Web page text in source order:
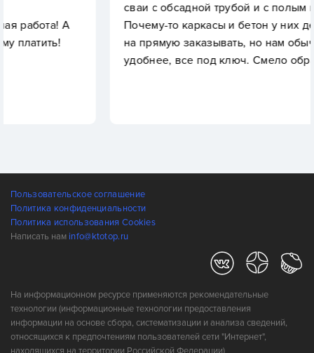
А
сваи с обсадной трубой и с полым шнеком.
Почему-то каркасы и бетон у них дешевле,
на прямую заказывать, но нам обычно так
удобнее, все под ключ. Смело обращайтесь!
Пользовательское соглашение
Политика конфиденциальности
Политика использования Cookies
Написать нам info@ktotop.ru
На информационном ресурсе применяются рекомендательные
технологии (информационные технологии предоставления
информации на основе сбора, систематизации и анализа сведений,
относящихся к предпочтениям пользователей сети "Интернет",